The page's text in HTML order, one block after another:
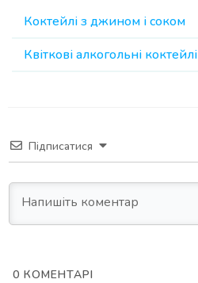
Коктейлі з джином і соком
Квіткові алкогольні коктейлі
Підписатися
0 КОМЕНТАРІ